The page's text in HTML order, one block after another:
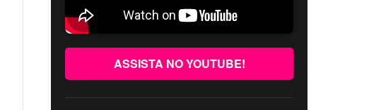
ASSISTA NO YOUTUBE!